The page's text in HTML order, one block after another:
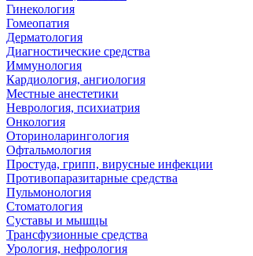
Гинекология
Гомеопатия
Дерматология
Диагностические средства
Иммунология
Кардиология, ангиология
Местные анестетики
Неврология, психиатрия
Онкология
Оториноларингология
Офтальмология
Простуда, грипп, вирусные инфекции
Противопаразитарные средства
Пульмонология
Стоматология
Суставы и мышцы
Трансфузионные средства
Урология, нефрология